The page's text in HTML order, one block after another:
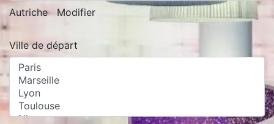
Autriche Modifier
Ville de départ